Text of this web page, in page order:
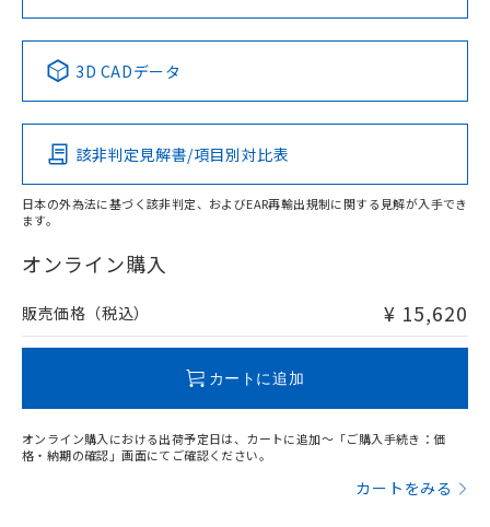
上、n: 70mm以上
検出領域
Pb Hg Cd Cr(VI)
O
在庫等で未対応品が混在する可能性があります。
問い合わせください。
No No No No
この製品の規格認証/適合状況ページへ
その他の認証はこちらのページからご検索ください
3D CADデータ
該非判定見解書/項目別対比表
日本の外為法に基づく該非判定、およびEAR再輸出規制に関する見解が入手でき
ます。
オンライン購入
販売価格（税込） ¥ 15,620
カートに追加
オンライン購入における出荷予定日は、カートに追加～「ご購入手続き：価
格・納期の確認」画面にてご確認ください。
カートをみる